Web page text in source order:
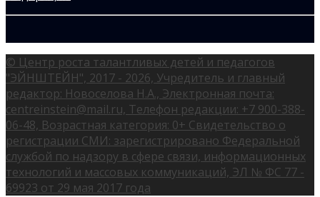
© Центр роста талантливых детей и педагогов
"ЭЙНШТЕЙН", 2017 - 2026, Учредитель и главный
редактор: Новоселова Н.А., Электронная почта:
centreinstein@mail.ru, Телефон редакции: +7 900-388-
06-48, Возрастная категория: 0+ Свидетельство о
регистрации СМИ: зарегистрировано Федеральной
службой по надзору в сфере связи, информационных
технологий и массовых коммуникаций, ЭЛ № ФС 77 -
69923 от 29 мая 2017 года